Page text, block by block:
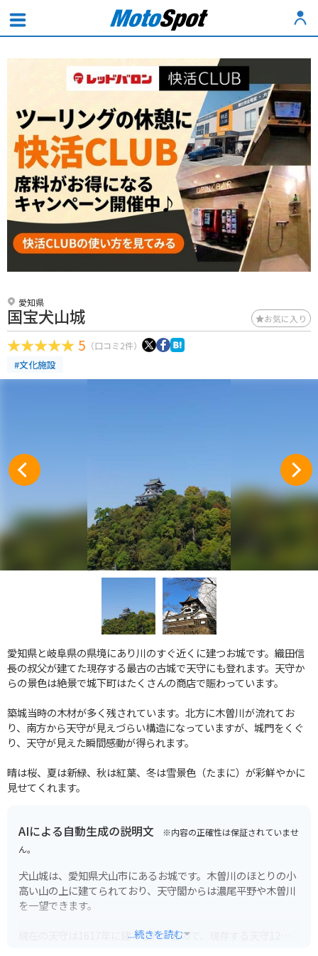
愛知県
国宝犬山城 お気に入り
5 （口コミ2件）
#文化施設
愛知県と岐阜県の県境にあり川のすぐ近くに建つお城です。織田信
長の叔父が建てた現存する最古の古城で天守にも登れます。天守か
らの景色は絶景で城下町はたくさんの商店で賑わっています。
築城当時の木材が多く残されています。北方に木曽川が流れてお
り、南方から天守が見えづらい構造になっていますが、城門をくぐ
り、天守が見えた瞬間感動が得られます。
晴は桜、夏は新緑、秋は紅葉、冬は雪景色（たまに）が彩鮮やかに
見せてくれます。
AIによる自動生成の説明文 ※内容の正確性は保証されていませ
ん。
犬山城は、愛知県犬山市にあるお城です。木曽川のほとりの小
高い山の上に建てられており、天守閣からは濃尾平野や木曽川
を一望できます。
現在の天守は1617年に建てられたもので、現存する天守12城
...続きを読む